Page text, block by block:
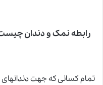
رابطه نمک و دندان
تمام کسانی که جهت